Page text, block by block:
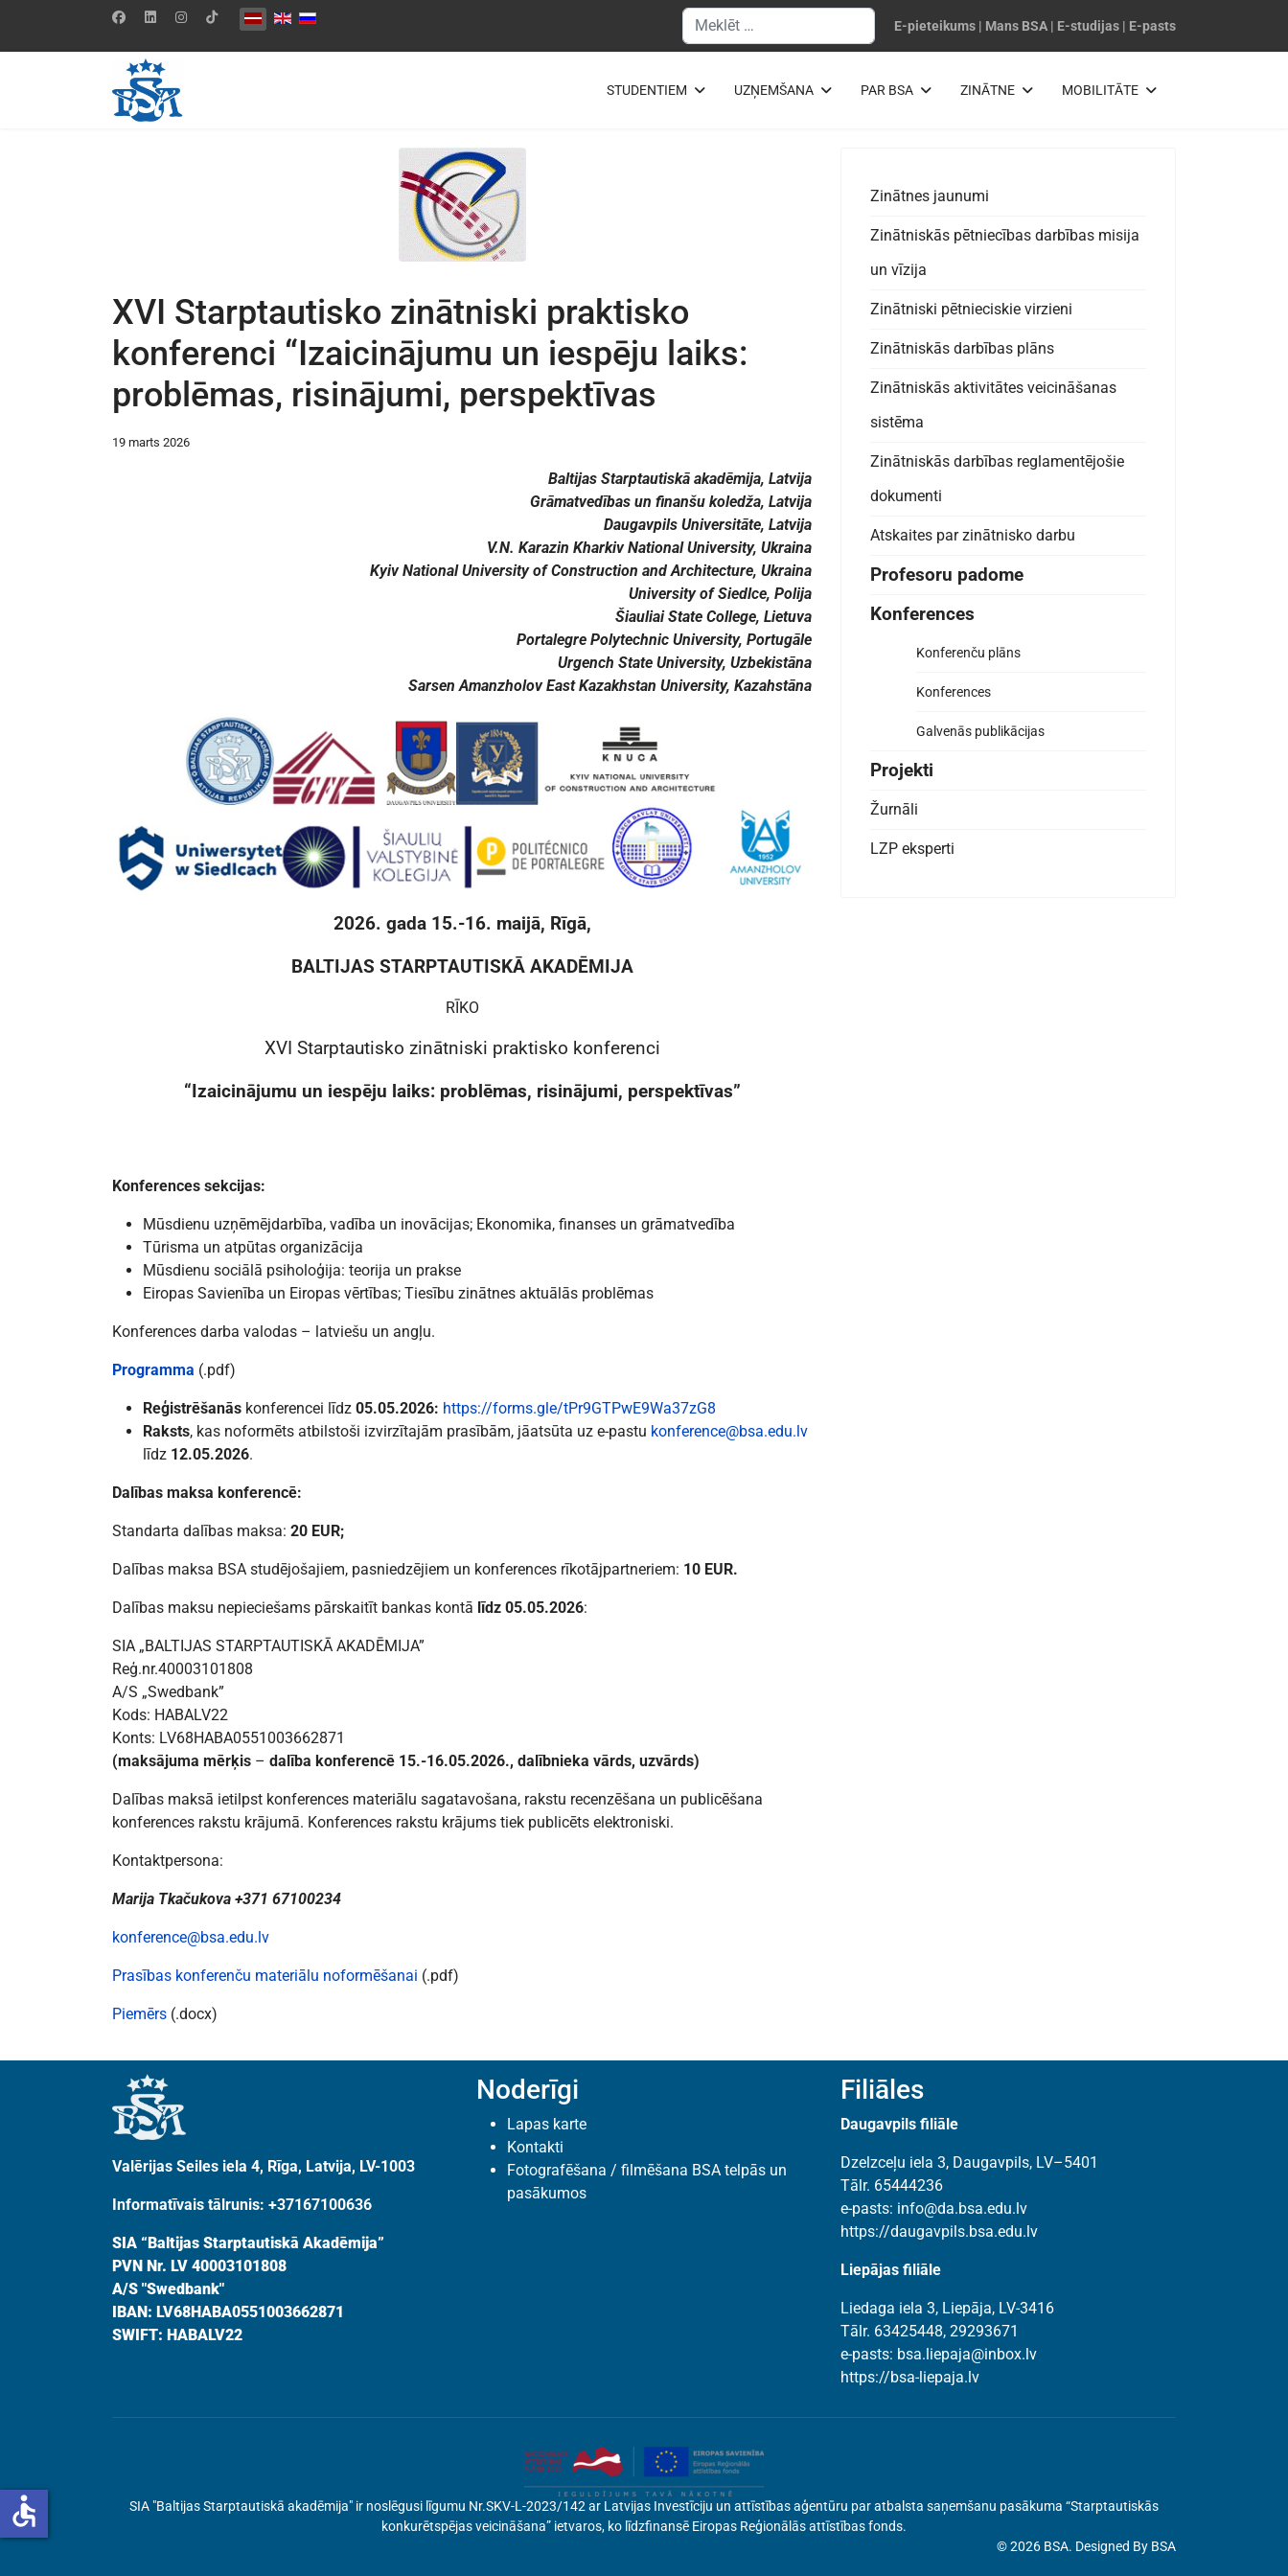
Izvēlieties valodu Meklēšanas forma
E-pieteikums | Mans BSA | E-studijas | E-pasts
STUDENTIEM UZŅEMŠANA PAR BSA ZINĀTNE MOBILITĀTE
XVI Starptautisko zinātniski praktisko
konferenci “Izaicinājumu un iespēju laiks:
problēmas, risinājumi, perspektīvas
19 marts 2026
Baltijas Starptautiskā akadēmija, Latvija
Grāmatvedības un finanšu koledža, Latvija
Daugavpils Universitāte, Latvija
V.N. Karazin Kharkiv National University, Ukraina
Kyiv National University of Construction and Architecture, Ukraina
University of Siedlce, Polija
Šiauliai State College, Lietuva
Portalegre Polytechnic University, Portugāle
Urgench State University, Uzbekistāna
Sarsen Amanzholov East Kazakhstan University, Kazahstāna
2026. gada 15.-16. maijā, Rīgā,
BALTIJAS STARPTAUTISKĀ AKADĒMIJA
RĪKO
XVI Starptautisko zinātniski praktisko konferenci
“Izaicinājumu un iespēju laiks: problēmas, risinājumi, perspektīvas”
Konferences sekcijas:
Mūsdienu uzņēmējdarbība, vadība un inovācijas; Ekonomika, finanses un grāmatvedība
Tūrisma un atpūtas organizācija
Mūsdienu sociālā psiholoģija: teorija un prakse
Eiropas Savienība un Eiropas vērtības; Tiesību zinātnes aktuālās problēmas
Konferences darba valodas – latviešu un angļu.
Programma (.pdf)
Reģistrēšanās konferencei līdz 05.05.2026: https://forms.gle/tPr9GTPwE9Wa37zG8
Raksts, kas noformēts atbilstoši izvirzītajām prasībām, jāatsūta uz e-pastu konference@bsa.edu.lv
līdz 12.05.2026.
Dalības maksa konferencē:
Standarta dalības maksa: 20 EUR;
Dalības maksa BSA studējošajiem, pasniedzējiem un konferences rīkotājpartneriem: 10 EUR.
Dalības maksu nepieciešams pārskaitīt bankas kontā līdz 05.05.2026:
SIA „BALTIJAS STARPTAUTISKĀ AKADĒMIJA”
Reģ.nr.40003101808
A/S „Swedbank”
Kods: HABALV22
Konts: LV68HABA0551003662871
(maksājuma mērķis – dalība konferencē 15.-16.05.2026., dalībnieka vārds, uzvārds)
Dalības maksā ietilpst konferences materiālu sagatavošana, rakstu recenzēšana un publicēšana
konferences rakstu krājumā. Konferences rakstu krājums tiek publicēts elektroniski.
Kontaktpersona:
Marija Tkačukova +371 67100234
konference@bsa.edu.lv
Prasības konferenču materiālu noformēšanai (.pdf)
Piemērs (.docx)
Zinātnes jaunumi
Zinātniskās pētniecības darbības misija
un vīzija
Zinātniski pētnieciskie virzieni
Zinātniskās darbības plāns
Zinātniskās aktivitātes veicināšanas
sistēma
Zinātniskās darbības reglamentējošie
dokumenti
Atskaites par zinātnisko darbu
Profesoru padome
Konferences
Konferenču plāns
Konferences
Galvenās publikācijas
Projekti
Žurnāli
LZP eksperti
Valērijas Seiles iela 4, Rīga, Latvija, LV-1003
Informatīvais tālrunis: +37167100636
SIA “Baltijas Starptautiskā Akadēmija”
PVN Nr. LV 40003101808
A/S "Swedbank"
IBAN: LV68HABA0551003662871
SWIFT: HABALV22
Noderīgi
Lapas karte
Kontakti
Fotografēšana / filmēšana BSA telpās un
pasākumos
Filiāles
Daugavpils filiāle
Dzelzceļu iela 3, Daugavpils, LV–5401
Tālr. 65444236
e-pasts: info@da.bsa.edu.lv
https://daugavpils.bsa.edu.lv
Liepājas filiāle
Liedaga iela 3, Liepāja, LV-3416
Tālr. 63425448, 29293671
e-pasts: bsa.liepaja@inbox.lv
https://bsa-liepaja.lv
SIA "Baltijas Starptautiskā akadēmija" ir noslēgusi līgumu Nr.SKV-L-2023/142 ar Latvijas Investīciju un attīstības aģentūru par atbalsta saņemšanu pasākuma “Starptautiskās
konkurētspējas veicināšana” ietvaros, ko līdzfinansē Eiropas Reģionālās attīstības fonds.
© 2026 BSA. Designed By BSA
accessible